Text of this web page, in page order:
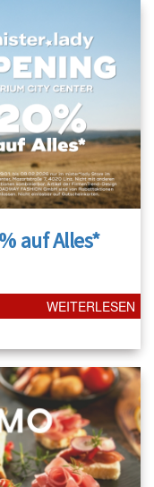
auf Alles*
WEITERLESEN